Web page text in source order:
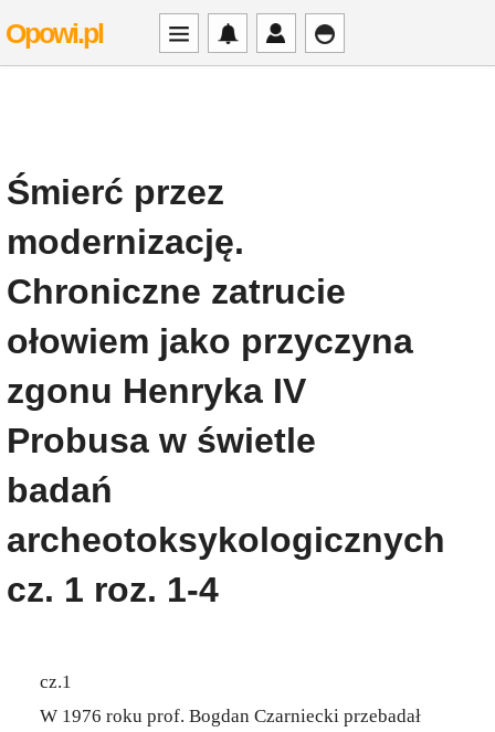
Opowi.pl
Śmierć przez
modernizację.
Chroniczne zatrucie
ołowiem jako przyczyna
zgonu Henryka IV
Probusa w świetle
badań
archeotoksykologicznych
cz. 1 roz. 1-4
cz.1
W 1976 roku prof. Bogdan Czarniecki przebadał